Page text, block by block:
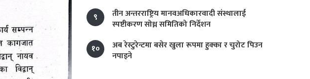
९
तीन अन्तरराष्ट्रिय मानवअधिकारवादी संस्थालाई
स्पष्टीकरण सोध्न समितिको निर्देशन
१०
अब रेस्टुरेन्टमा बसेर खुला रूपमा हुक्का र चुरोट पिउन
नपाइने